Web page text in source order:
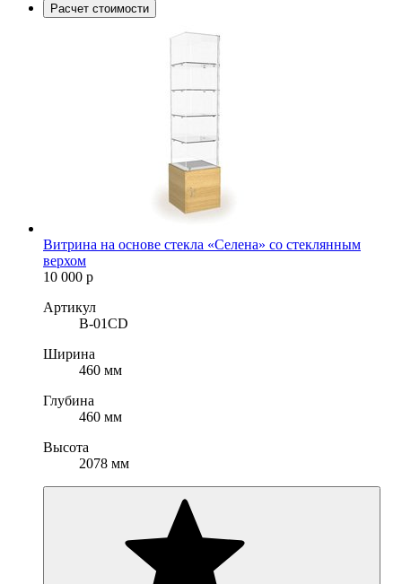
Расчет стоимости
Витрина на основе стекла «Селена» со стеклянным
верхом
10 000 р
Артикул
B-01CD
Ширина
460 мм
Глубина
460 мм
Высота
2078 мм